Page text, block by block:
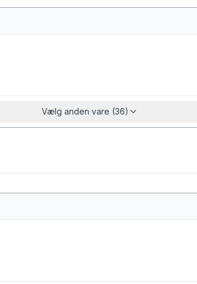
Vælg anden vare (36)